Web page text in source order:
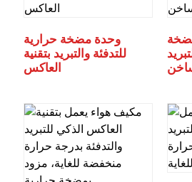
وحدة مضخة حرارية
للتدفئة والتبريد بتقنية
العاكس